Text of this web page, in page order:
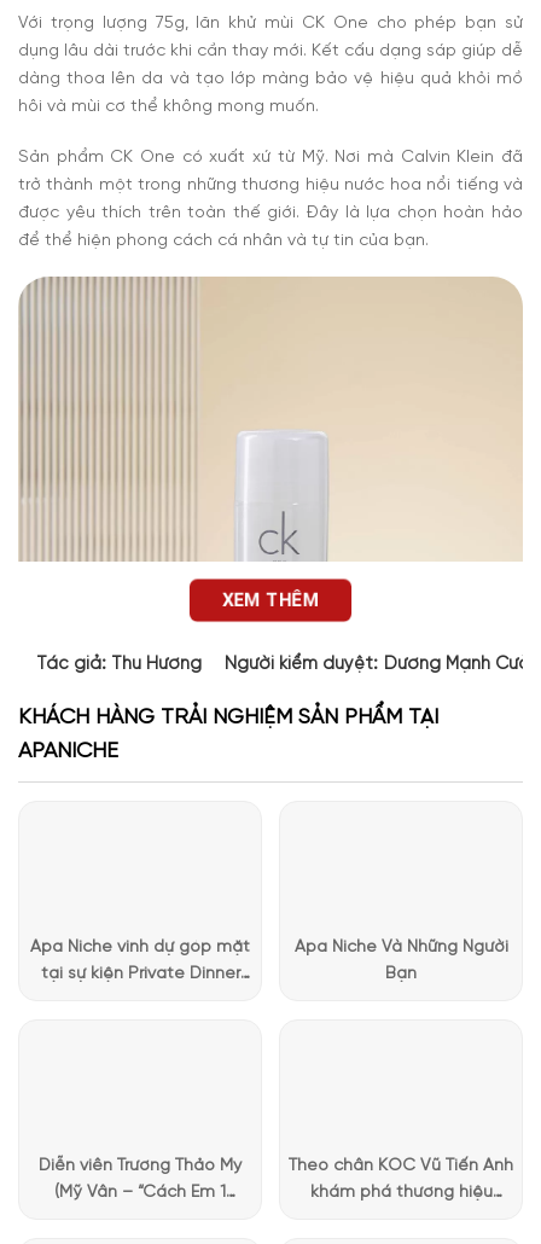
Với trọng lượng 75g, lăn khử mùi CK One cho phép bạn sử
dụng lâu dài trước khi cần thay mới. Kết cấu dạng sáp giúp dễ
dàng thoa lên da và tạo lớp màng bảo vệ hiệu quả khỏi mồ
hôi và mùi cơ thể không mong muốn.
Sản phẩm CK One có xuất xứ từ Mỹ. Nơi mà Calvin Klein đã
trở thành một trong những thương hiệu nước hoa nổi tiếng và
được yêu thích trên toàn thế giới. Đây là lựa chọn hoàn hảo
để thể hiện phong cách cá nhân và tự tin của bạn.
như một quảng trường xanh tươi bên cạnh dòng suối. Nốt
hương quả chanh vàng tạo nên một sự tươi mới, phấn khích.
đang đi làm hoặc đi chơi cùng bạn bè, đặc biệt tại các bãi
biển. Điểm đặc biệt của lăn khử mùi này là khả năng hoà
XEM THÊM
Tác giả: Thu Hương Người kiểm duyệt: Dương Mạnh
KHÁCH HÀNG TRẢI NGHIỆM SẢN PHẨM TẠI
APANICHE
Apa Niche vinh dự góp mặt
tại sự kiện Private Dinner
Apa Niche Và Những Người
Bạn
Diễn viên Trương Thảo My
(Mỹ Vân – “Cách Em 1
Theo chân KOC Vũ Tiến Anh
khám phá thương hiệu